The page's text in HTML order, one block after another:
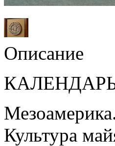
Описание
Культура